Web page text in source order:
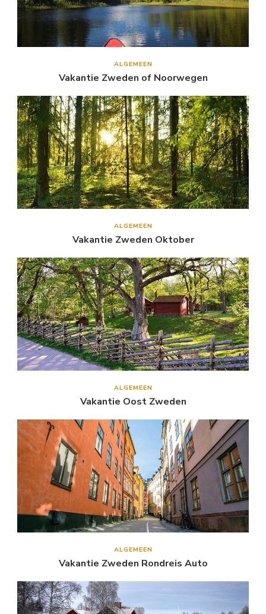
ALGEMEEN
Vakantie Zweden of Noorwegen
ALGEMEEN
Vakantie Zweden Oktober
ALGEMEEN
Vakantie Oost Zweden
ALGEMEEN
Vakantie Zweden Rondreis Auto